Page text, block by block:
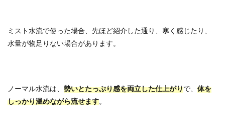
ミスト水流で使った場合、先ほど紹介した通り、寒く感じたり、
水量が物足りない場合があります。
ノーマル水流は、 勢いとたっぷり感を両立した仕上がりで、 体を
しっかり温めながら流せます。